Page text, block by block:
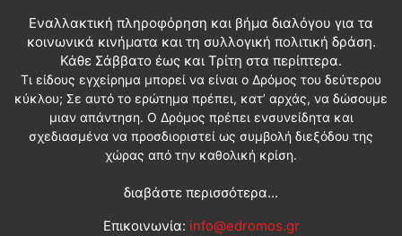
Εναλλακτική πληροφόρηση και βήμα διαλόγου για τα
κοινωνικά κινήματα και τη συλλογική πολιτική δράση.
Κάθε Σάββατο έως και Τρίτη στα περίπτερα.
Τι είδους εγχείρημα μπορεί να είναι ο Δρόμος του δεύτερου
κύκλου; Σε αυτό το ερώτημα πρέπει, κατ’ αρχάς, να δώσουμε
μιαν απάντηση. Ο Δρόμος πρέπει ενσυνείδητα και
σχεδιασμένα να προσδιοριστεί ως συμβολή διεξόδου της
χώρας από την καθολική κρίση.
διαβάστε περισσότερα...
Επικοινωνία: info@edromos.gr